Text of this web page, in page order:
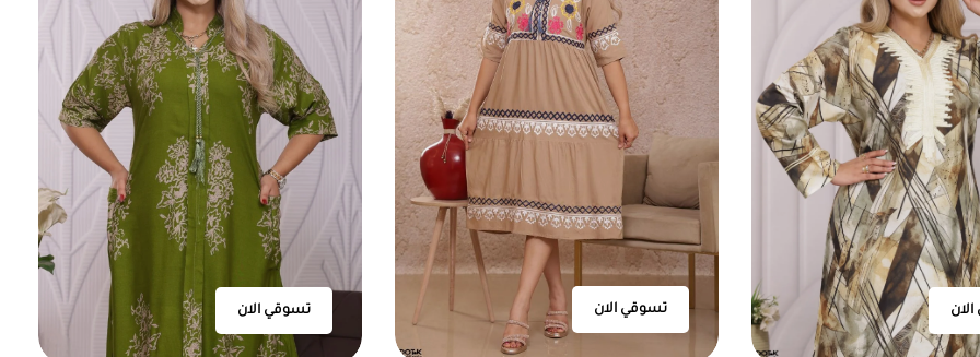
تسوقي الان تسوقي الان